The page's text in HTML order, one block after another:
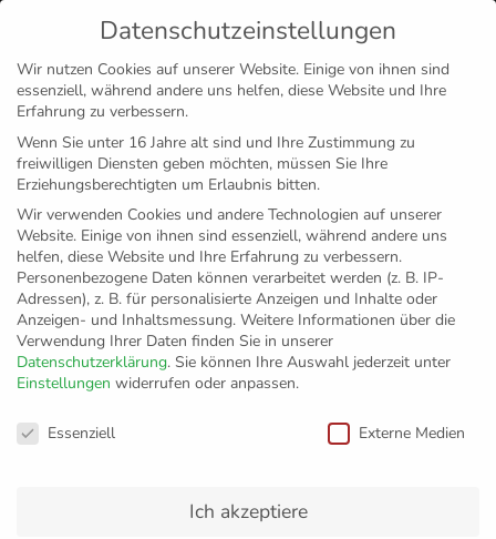
MENÜ
Disclaimer Impressum Datenschutz
Fanfahrt nach
Datenschutzeinstellungen
Wir nutzen Cookies auf unserer Website. Einige von ihnen sind
essenziell, während andere uns helfen, diese Website und Ihre
Erfahrung zu verbessern.
Wenn Sie unter 16 Jahre alt sind und Ihre Zustimmung zu
freiwilligen Diensten geben möchten, müssen Sie Ihre
Erziehungsberechtigten um Erlaubnis bitten.
Wir verwenden Cookies und andere Technologien auf unserer
Website. Einige von ihnen sind essenziell, während andere uns
helfen, diese Website und Ihre Erfahrung zu verbessern.
Personenbezogene Daten können verarbeitet werden (z. B. IP-
Adressen), z. B. für personalisierte Anzeigen und Inhalte oder
Anzeigen- und Inhaltsmessung. Weitere Informationen über die
Verwendung Ihrer Daten finden Sie in unserer
Datenschutzerklärung. Sie können Ihre Auswahl jederzeit unter
Einstellungen widerrufen oder anpassen.
Datenschutzeinstellungen
Essenziell Externe Medien
Ich akzeptiere